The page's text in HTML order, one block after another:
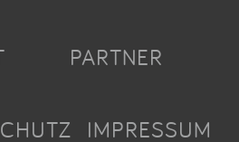
PARTNER
IMPRESSUM